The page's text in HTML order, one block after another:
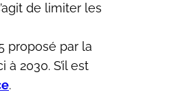
de limiter les
proposé par la
2030. S’il est
.